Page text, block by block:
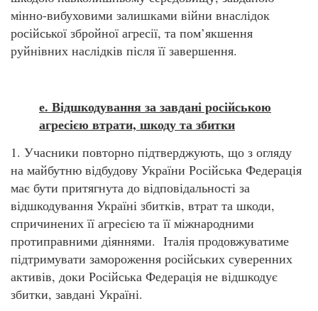
мінно-вибуховими залишками війни внаслідок
російської збройної агресії, та пом’якшення
руйнівних наслідків після її завершення.
е. Відшкодування за завдані російською
агресією втрати, шкоду та збитки
1. Учасники повторно підтверджують, що з огляду
на майбутню відбудову України Російська Федерація
має бути притягнута до відповідальності за
відшкодування Україні збитків, втрат та шкоди,
спричинених її агресією та її міжнародними
протиправними діяннями. Італія продовжуватиме
підтримувати замороження російських суверенних
активів, доки Російська Федерація не відшкодує
збитки, завдані Україні.